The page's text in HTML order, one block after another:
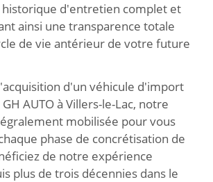
d'entretien complet et
ainsi une transparence totale
de vie antérieur de votre future
d'un véhicule d'import
AUTO à Villers-le-Lac, notre
mobilisée pour vous
phase de concrétisation de
de notre expérience
plus de trois décennies dans le